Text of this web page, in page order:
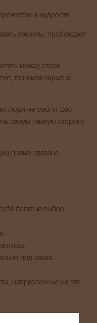
и мудрости.
секреты, пробуждает
между строк
понимая скрытые
люди не смогут Вас
самую темную сторону
прямо связана
богатый выбор
под заказ.
направленные на эти
определенных